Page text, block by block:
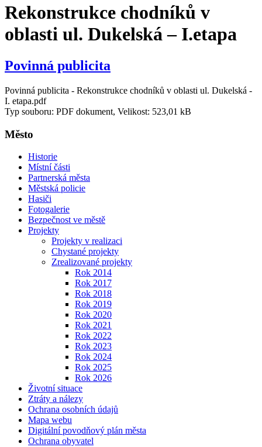
Rekonstrukce chodníků v
oblasti ul. Dukelská – I.etapa
Povinná publicita
Povinná publicita - Rekonstrukce chodníků v oblasti ul. Dukelská -
I. etapa.pdf
Typ souboru: PDF dokument, Velikost: 523,01 kB
Město
Historie
Místní části
Partnerská města
Městská policie
Hasiči
Fotogalerie
Bezpečnost ve městě
Projekty
Projekty v realizaci
Chystané projekty
Zrealizované projekty
Rok 2014
Rok 2017
Rok 2018
Rok 2019
Rok 2020
Rok 2021
Rok 2022
Rok 2023
Rok 2024
Rok 2025
Rok 2026
Životní situace
Ztráty a nálezy
Ochrana osobních údajů
Mapa webu
Digitální povodňový plán města
Ochrana obyvatel